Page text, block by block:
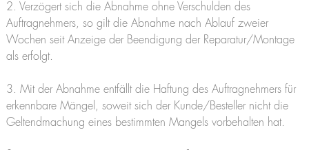
2. Verzögert sich die Abnahme ohne Verschulden des
Auftragnehmers, so gilt die Abnahme nach Ablauf zweier
Wochen seit Anzeige der Beendigung der Reparatur/Montage
als erfolgt.
3. Mit der Abnahme entfällt die Haftung des Auftragnehmers für
erkennbare Mängel, soweit sich der Kunde/Besteller nicht die
Geltendmachung eines bestimmten Mangels vorbehalten hat.